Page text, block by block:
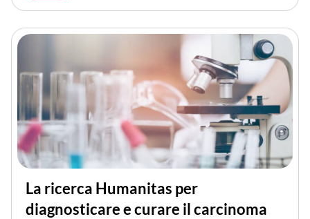
La ricerca Humanitas per
diagnosticare e curare il carcinoma